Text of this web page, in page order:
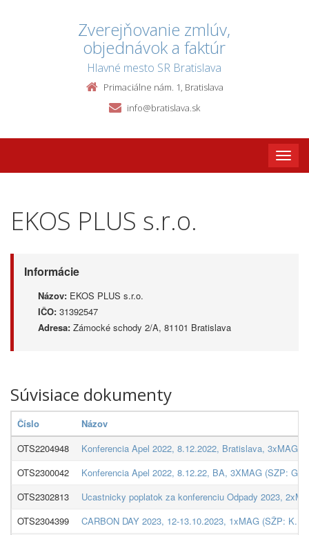
Zverejňovanie zmlúv,
objednávok a faktúr
Hlavné mesto SR Bratislava
Primaciálne nám. 1, Bratislava
info@bratislava.sk
Toggle
EKOS PLUS s.r.o.
Informácie
Názov: EKOS PLUS s.r.o.
IČO: 31392547
Adresa: Zámocké schody 2/A, 81101 Bratislava
Súvisiace dokumenty
Číslo
Názov
OTS2204948
Konferencia Apel 2022, 8.12.2022, Bratislava, 3xMAG
OTS2300042
Konferencia Apel 2022, 8.12.22, BA, 3XMAG (SZP:
OTS2302813
Ucastnicky poplatok za konferenciu Odpady 2023,
OTS2304399
CARBON DAY 2023, 12-13.10.2023, 1xMAG (SŽP: